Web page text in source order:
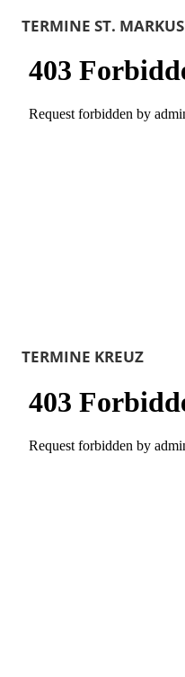
TERMINE ST. MARKUS
TERMINE KREUZ